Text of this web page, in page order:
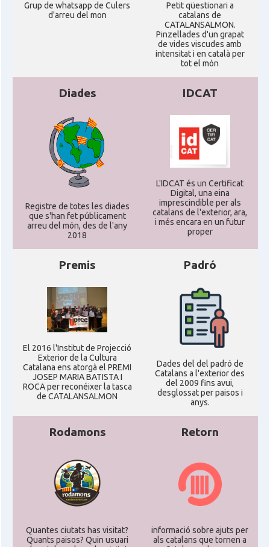
Grup de whatsapp de Culers
d'arreu del mon
Petit qüestionari a
catalans de
CATALANSALMON.
Pinzellades d'un grapat
de vides viscudes amb
intensitat i en català per
tot el món
Diades
Registre de totes les diades
que s'han fet públicament
arreu del món, des de l'any
2018
IDCAT
L'IDCAT és un Certificat
Digital, una eina
imprescindible per als
catalans de l'exterior, ara,
i més encara en un futur
proper
Premis
El 2016 l'Institut de Projecció
Exterior de la Cultura
Catalana ens atorgà el PREMI
JOSEP MARIA BATISTA I
ROCA per reconéixer la tasca
de CATALANSALMON
Padró
Dades del del padró de
Catalans a l'exterior des
del 2009 fins avui,
desglossat per paisos i
anys.
Rodamons
Quantes ciutats has visitat?
Quants paisos? Quin usuari
Retorn
informació sobre ajuts per
als catalans que tornen a